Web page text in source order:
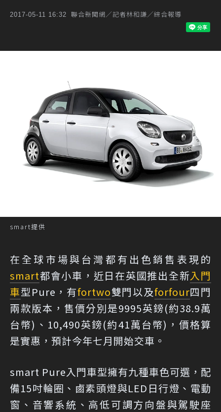
2017-05-11 16:32 聯合新聞網／記者林和謙／綜合報導
smart提供
在全球市場與台灣都有出色銷售表現的
smart都會小車，近日在英國推出全新入門
車型Pure，有fortwo雙門以及forfour四門
兩款版本，售價分別是9995英鎊(約38.9萬
台幣)、10,490英鎊(約41萬台幣)，價格算
是實惠，預計今年七月開始交車。
smart Pure入門車型擁有九種車色可選，配
備15吋輪圈、鹵素頭燈與LED日行燈、電動
窗、音響系統、高低可調方向盤與駕駛座